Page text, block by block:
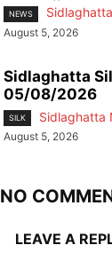
NEWS
August 5, 2026
Sidlaghatta
05/08/2026
SILK Sidlaghatta
August 5, 2026
NO
LEAVE A